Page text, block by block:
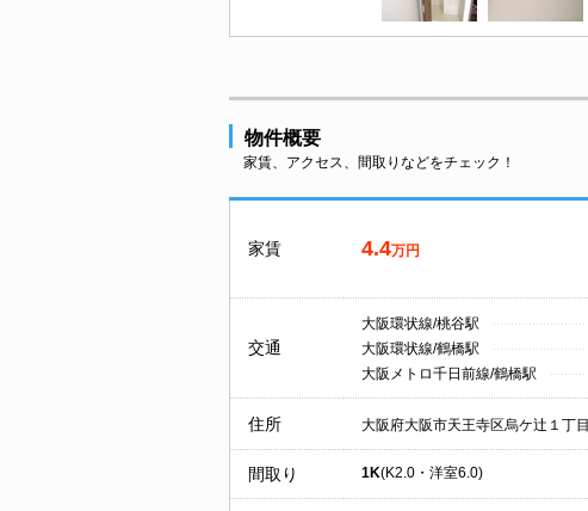
物件概要
家賃、アクセス、間取りなどをチェック！
家賃 4.4万円
交通
大阪環状線/桃谷駅
大阪環状線/鶴橋駅
大阪メトロ千日前線/鶴橋駅
住所 大阪府大阪市天王寺区烏ケ辻１丁目
間取り 1K(K2.0・洋室6.0)